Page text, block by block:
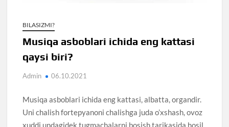
BILASIZMI?
Musiqa asboblari ichida eng kattasi
qaysi biri?
Admin 06.10.2021
Musiqa asboblari ichida eng kattasi, albatta, organdir.
Uni chalish fortepyanoni chalishga juda o’xshash, ovoz
xuddi undagidek tugmachalarni bosish tarikasida hosil